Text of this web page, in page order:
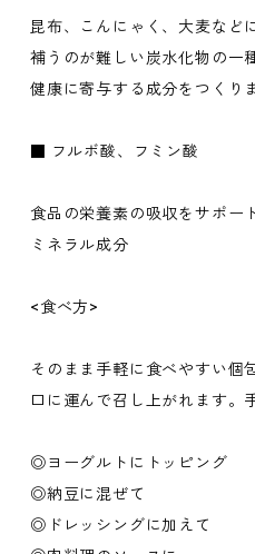
昆布、こんにゃく、大麦など
補うのが難しい炭水化物の一
健康に寄与する成分をつくり
■ フルボ酸、フミン酸
食品の栄養素の吸収をサポー
ミネラル成分
<食べ方>
そのまま手軽に食べやすい個
口に運んで召し上がれます。
◎ヨーグルトにトッピング
◎納豆に混ぜて
◎ドレッシングに加えて